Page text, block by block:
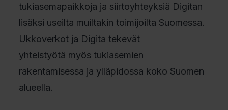
tukiasemapaikkoja ja siirtoyhteyksiä Digitan
lisäksi useilta muiltakin toimijoilta Suomessa.
Ukkoverkot ja Digita tekevät
yhteistyötä myös tukiasemien
rakentamisessa ja ylläpidossa koko Suomen
alueella.